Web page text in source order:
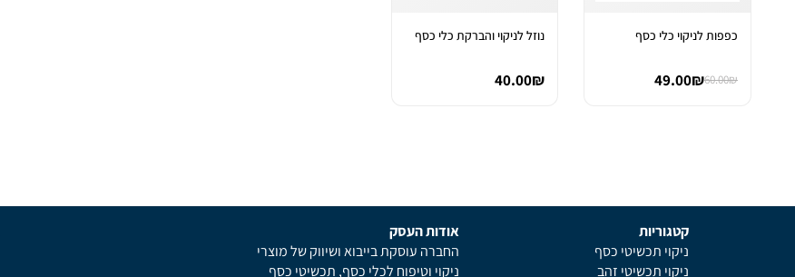
כפפות לניקוי כלי כסף
60.00₪
49.00₪
נוזל לניקוי והברקת כלי כסף
40.00₪
קטגוריות
ניקוי תכשיטי כסף
ניקוי תכשיטי זהב
אודות העסק
החברה עוסקת בייבוא ושיווק של מוצרי
ניקוי וטיפוח לכלי כסף, תכשיטי כסף